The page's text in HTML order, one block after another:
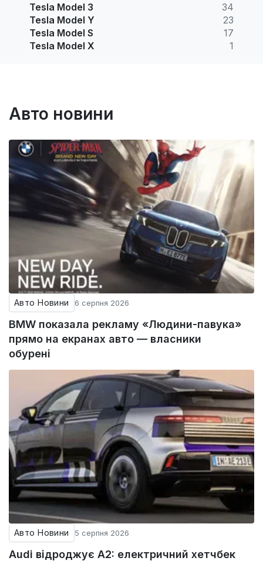
Tesla Model 3
34
Tesla Model Y
23
Tesla Model S
17
Tesla Model X
1
Авто новини
Авто Новини 6 серпня 2026
BMW показала рекламу «Людини-павука»
прямо на екранах авто — власники
обурені
Авто Новини 5 серпня 2026
Audi відроджує A2: електричний хетчбек